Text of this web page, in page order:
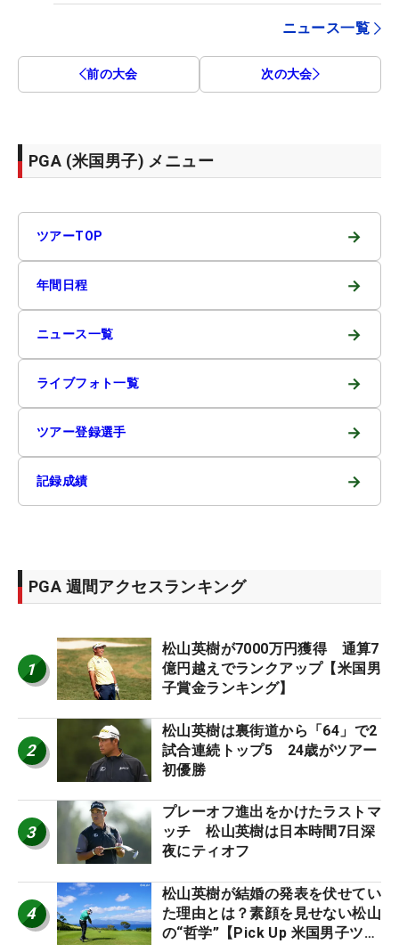
ニュース一覧
前の大会 次の大会
PGA (米国男子) メニュー
ツアーTOP →
年間日程 →
ニュース一覧 →
ライブフォト一覧 →
ツアー登録選手 →
記録成績 →
PGA 週間アクセスランキング
1
松山英樹が7000万円獲得 通算7
億円越えでランクアップ【米国男
子賞金ランキング】
2
松山英樹は裏街道から「64」で2
試合連続トップ5 24歳がツアー
初優勝
3
プレーオフ進出をかけたラストマ
ッチ 松山英樹は日本時間7日深
夜にティオフ
4
松山英樹が結婚の発表を伏せてい
た理由とは？素顔を見せない松山
の“哲学”【Pick Up 米国男子ツア